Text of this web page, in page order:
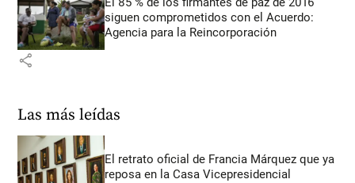
siguen comprometidos con el Acuerdo:
Agencia para la Reincorporación
share
Las más leídas
El retrato oficial de Francia Márquez que ya
reposa en la Casa Vicepresidencial